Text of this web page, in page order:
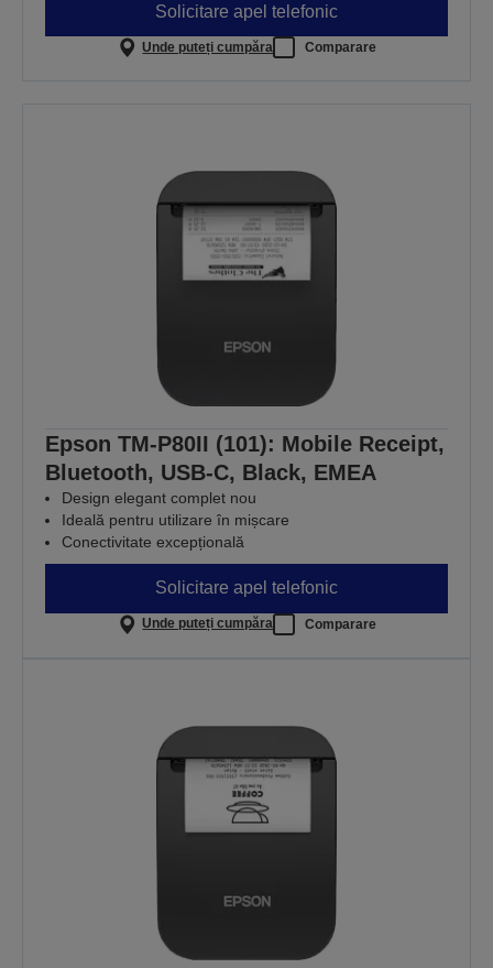
Solicitare apel telefonic
Unde puteți cumpăra Comparare
Epson TM-P80II (101): Mobile Receipt,
Bluetooth, USB-C, Black, EMEA
Design elegant complet nou
Ideală pentru utilizare în mișcare
Conectivitate excepțională
Solicitare apel telefonic
Unde puteți cumpăra Comparare